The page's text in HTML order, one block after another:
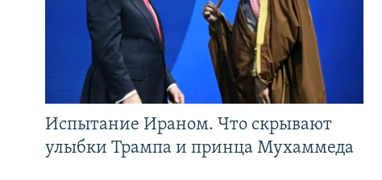
Испытание Ираном. Что скрывают
улыбки Трампа и принца Мухаммеда